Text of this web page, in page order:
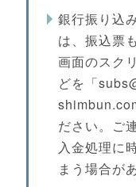
銀行振り込
は、振込票
画面のスク
どを「
ださい。ご
入金処理に
まう場合が